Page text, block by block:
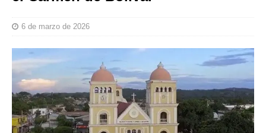
6 de marzo de 2026